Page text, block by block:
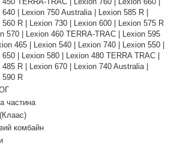
640 | Lexion 750 Australia | Lexion 585 R |
560 R | Lexion 730 | Lexion 600 | Lexion 575 R
570 | Lexion 460 TERRA-TRAC | Lexion 595
465 | Lexion 540 | Lexion 740 | Lexion 550 |
650 | Lexion 580 | Lexion 480 TERRA TRAC |
485 R | Lexion 670 | Lexion 740 Australia |
590 R
частина
комбайн